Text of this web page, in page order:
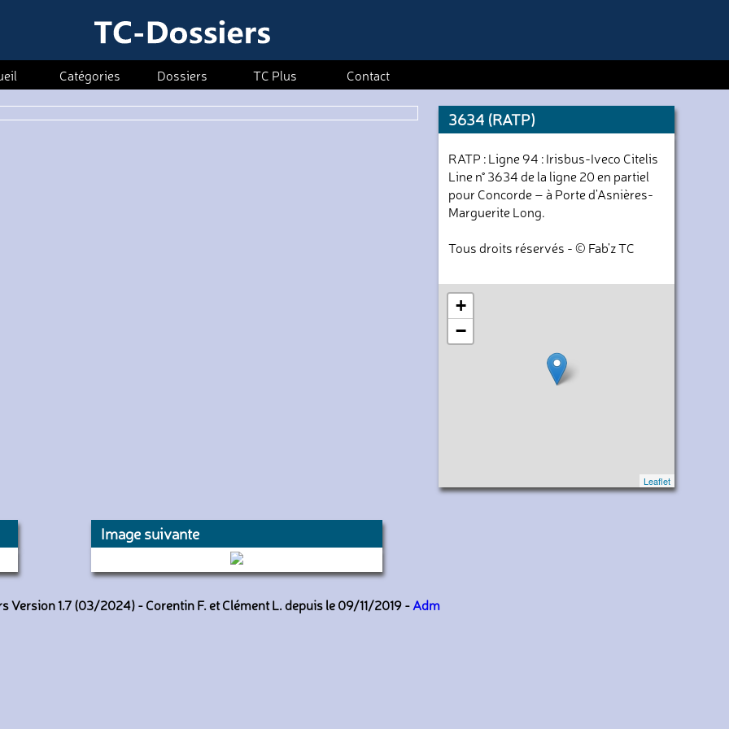
Catégories Dossiers TC Plus Contact
3634 (RATP)
RATP : Ligne 94 : Irisbus-Iveco Citelis
Line n° 3634 de la ligne 20 en partiel
pour Concorde – à Porte d'Asnières-
Marguerite Long.
Tous droits réservés - © Fab'z TC
+
−
Leaflet
Image suivante
9219 (RATP)
Version 1.7 (03/2024) - Corentin F. et Clément L. depuis le 09/11/2019 -Adm